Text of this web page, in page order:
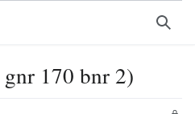
Søk
170 bnr 2)